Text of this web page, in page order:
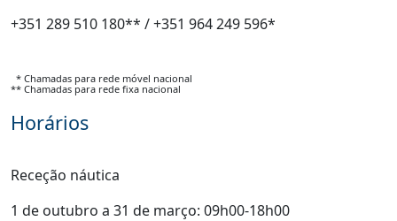
+351 289 510 180** / +351 964 249 596*
* Chamadas para rede móvel nacional
** Chamadas para rede fixa nacional
Horários
Receção náutica
1 de outubro a 31 de março: 09h00-18h00